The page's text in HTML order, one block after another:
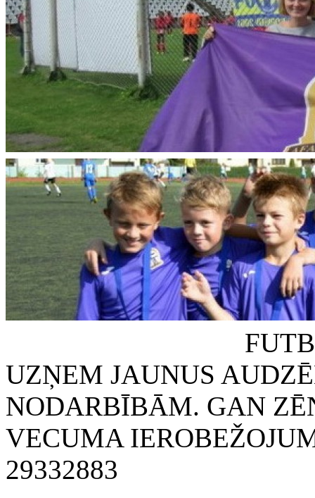
FUTBOLA
UZŅEM JAUNUS
NODARBĪBĀM. GAN
VECUMA
29332883